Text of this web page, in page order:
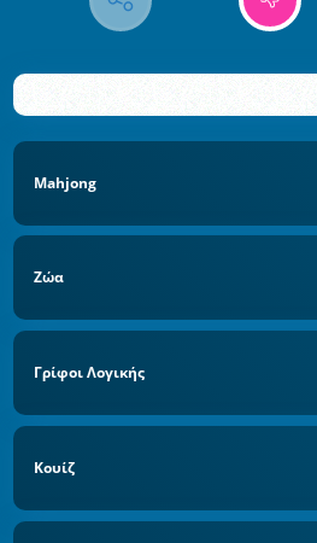
Mahjong
Ζώα
Γρίφοι Λογικής
Κουίζ